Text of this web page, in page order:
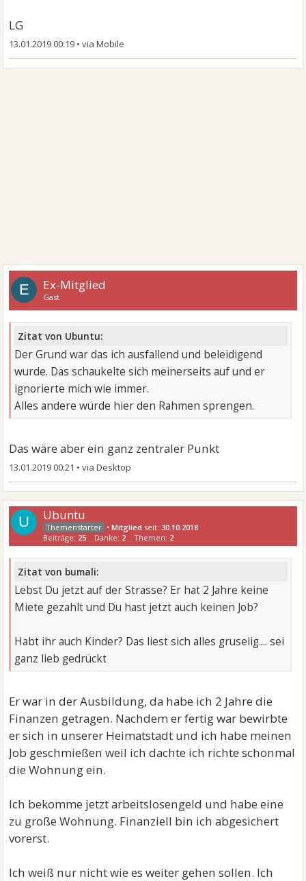
LG
13.01.2019 00:19 •
E Ex-Mitglied
Gast
Zitat von Ubuntu:
Der Grund war das ich ausfallend und beleidigend
wurde. Das schaukelte sich meinerseits auf und er
ignorierte mich wie immer.
Alles andere würde hier den Rahmen sprengen.
Das wäre aber ein ganz zentraler Punkt
13.01.2019 00:21 •
U Ubuntu
•Mitglied seit:30.10.2018
Beiträge: 25 Danke: 2 Themen: 2
Zitat von bumali:
Lebst Du jetzt auf der Strasse? Er hat 2 Jahre keine
Miete gezahlt und Du hast jetzt auch keinen Job?
Habt ihr auch Kinder? Das liest sich alles gruselig.... sei
ganz lieb gedrückt
Er war in der Ausbildung, da habe ich 2 Jahre die
Finanzen getragen. Nachdem er fertig war bewirbte
er sich in unserer Heimatstadt und ich habe meinen
Job geschmießen weil ich dachte ich richte schonmal
die Wohnung ein.
Ich bekomme jetzt arbeitslosengeld und habe eine
zu große Wohnung. Finanziell bin ich abgesichert
vorerst.
Ich weiß nur nicht wie es weiter gehen sollen. Ich